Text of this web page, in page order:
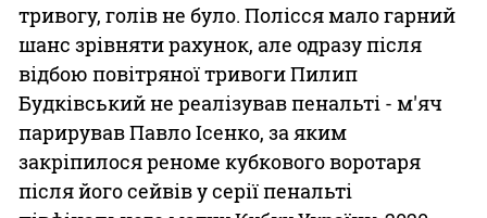
тривогу, голів не було. Полісся мало гарний
шанс зрівняти рахунок, але одразу після
відбою повітряної тривоги Пилип
Будківський не реалізував пенальті - м'яч
парирував Павло Ісенко, за яким
закріпилося реноме кубкового воротаря
після його сейвів у серії пенальті